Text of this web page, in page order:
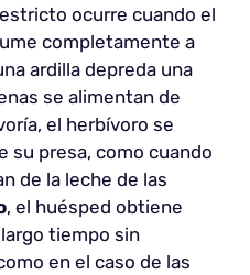
ocurre cuando el
completamente a
ardilla depreda una
se alimentan de
el herbívoro se
su presa, como cuando
de la leche de las
, el huésped obtiene
tiempo sin
en el caso de las